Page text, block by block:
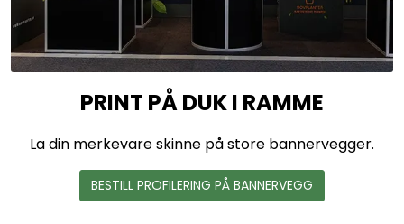
PRINT PÅ DUK I RAMME
La din merkevare skinne på store bannervegger.
BESTILL PROFILERING PÅ BANNERVEGG